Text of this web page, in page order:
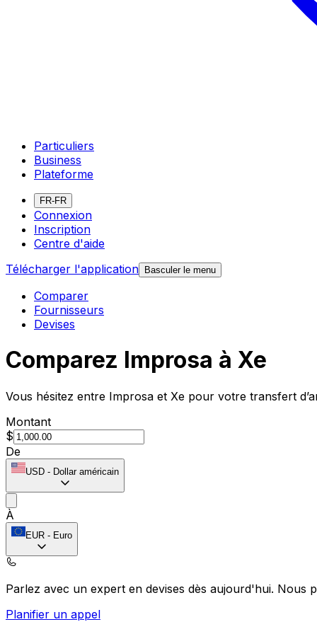
Particuliers
Business
Plateforme
FR-FR
Connexion
Inscription
Centre d'aide
Télécharger l'application Basculer le menu
Comparer
Fournisseurs
Devises
Comparez Improsa à Xe
Vous hésitez entre Improsa et Xe pour votre transfert
Montant
$
De
USD - Dollar américain
À
EUR - Euro
Parlez avec un expert en devises dès aujourd'hui. Nous
Planifier un appel